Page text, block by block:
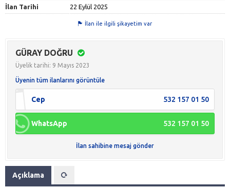
İlan Tarihi
22 Eylül 2025
İlan ile ilgili şikayetim var
GÜRAY DOĞRU
Üyelik tarihi: 9 Mayıs 2023
Üyenin tüm ilanlarını görüntüle
Cep 532 157 01 50
WhatsApp 532 157 01 50
İlan sahibine mesaj gönder
Açıklama